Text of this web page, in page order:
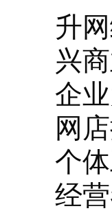
升
兴
企
网
个
经